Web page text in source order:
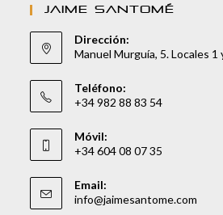
JAIME SANTOMÉ
Dirección:
Manuel Murguía, 5. Locales 1
Teléfono:
+34 982 88 83 54
Móvil:
+34 604 08 07 35
Email:
info@jaimesantome.com